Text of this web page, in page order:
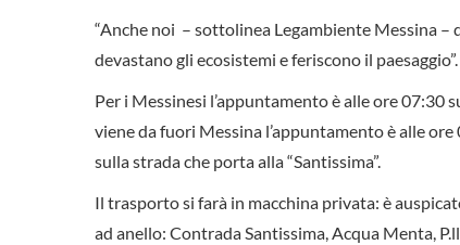
“Anche noi – sottolinea Legambiente Messina –
devastano gli ecosistemi e feriscono il paesaggio”.
Per i Messinesi l’appuntamento è alle ore 07:30
viene da fuori Messina l’appuntamento è alle
sulla strada che porta alla “Santissima”.
Il trasporto si farà in macchina privata: è
ad anello: Contrada Santissima, Acqua Menta,